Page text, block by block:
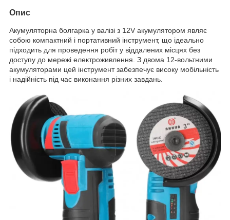
Опис
Акумуляторна болгарка у валізі з 12V акумулятором являє
собою компактний і портативний інструмент, що ідеально
підходить для проведення робіт у віддалених місцях без
доступу до мережі електроживлення. З двома 12-вольтними
акумуляторами цей інструмент забезпечує високу мобільність
і надійність під час виконання різних завдань.